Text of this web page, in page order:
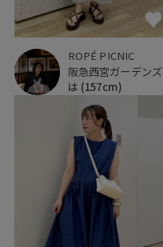
ROPÉ PICNIC
阪急西宮ガーデンズ
は (157cm)